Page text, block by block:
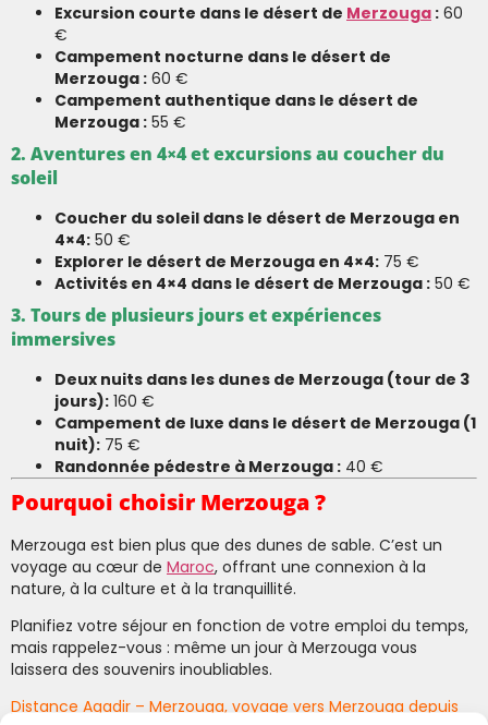
Excursion courte dans le désert de Merzouga : 60
€
Campement nocturne dans le désert de
Merzouga : 60 €
Campement authentique dans le désert de
Merzouga : 55 €
2. Aventures en 4×4 et excursions au coucher du
soleil
Coucher du soleil dans le désert de Merzouga en
4×4: 50 €
Explorer le désert de Merzouga en 4×4: 75 €
Activités en 4×4 dans le désert de Merzouga : 50 €
3. Tours de plusieurs jours et expériences
immersives
Deux nuits dans les dunes de Merzouga (tour de 3
jours): 160 €
Campement de luxe dans le désert de Merzouga (1
nuit): 75 €
Randonnée pédestre à Merzouga : 40 €
Pourquoi choisir Merzouga ?
Merzouga est bien plus que des dunes de sable. C’est un
voyage au cœur de Maroc, offrant une connexion à la
nature, à la culture et à la tranquillité.
Planifiez votre séjour en fonction de votre emploi du temps,
mais rappelez-vous : même un jour à Merzouga vous
laissera des souvenirs inoubliables.
Distance Agadir – Merzouga, voyage vers Merzouga depuis